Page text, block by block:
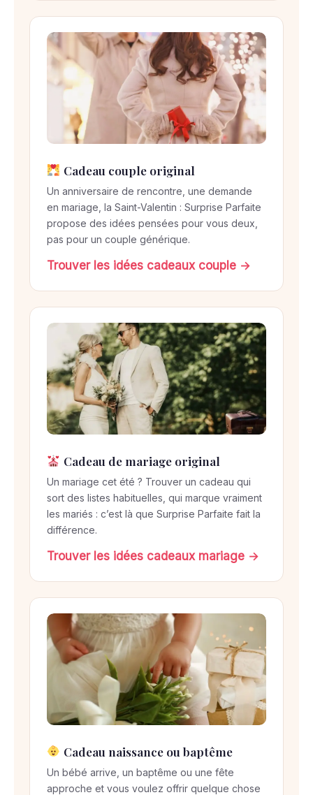
Cadeau couple original
Un anniversaire de rencontre, une demande
en mariage, la Saint-Valentin : Surprise Parfaite
propose des idées pensées pour vous deux,
pas pour un couple générique.
Trouver les idées cadeaux couple →
Cadeau de mariage original
Un mariage cet été ? Trouver un cadeau qui
sort des listes habituelles, qui marque vraiment
les mariés : c’est là que Surprise Parfaite fait la
différence.
Trouver les idées cadeaux mariage →
Cadeau naissance ou baptême
Un bébé arrive, un baptême ou une fête
approche et vous voulez offrir quelque chose